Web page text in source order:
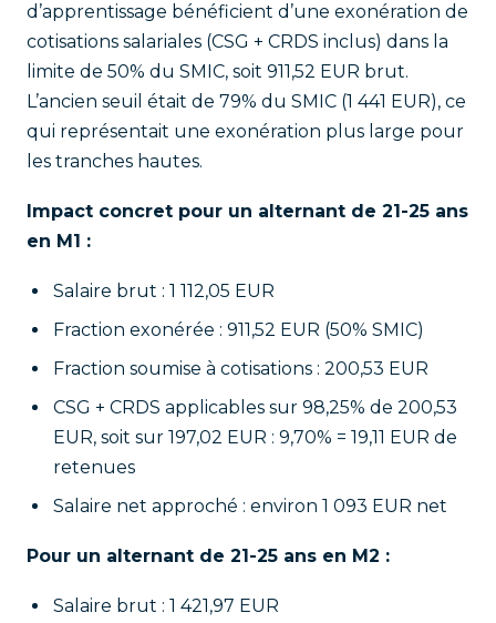
d’apprentissage bénéficient d’une exonération de
cotisations salariales (CSG + CRDS inclus) dans la
limite de 50% du SMIC, soit 911,52 EUR brut.
L’ancien seuil était de 79% du SMIC (1 441 EUR), ce
qui représentait une exonération plus large pour
les tranches hautes.
Impact concret pour un alternant de 21-25 ans
en M1 :
Salaire brut : 1 112,05 EUR
Fraction exonérée : 911,52 EUR (50% SMIC)
Fraction soumise à cotisations : 200,53 EUR
CSG + CRDS applicables sur 98,25% de 200,53
EUR, soit sur 197,02 EUR : 9,70% = 19,11 EUR de
retenues
Salaire net approché : environ 1 093 EUR net
Pour un alternant de 21-25 ans en M2 :
Salaire brut : 1 421,97 EUR